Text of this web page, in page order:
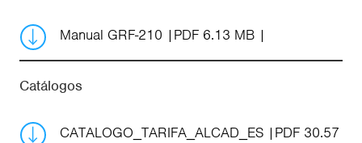
Manual GRF-210 PDF 6.13 MB
Catálogos
CATALOGO_TARIFA_ALCAD_ES
PDF 30.57